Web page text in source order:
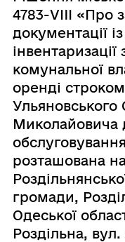
4783-VIIІ «Про
документації
комунальної
оренді
Ульяновського
Миколайовича
обслуговування
розташована на
громади,
Одеської
Роздільна,